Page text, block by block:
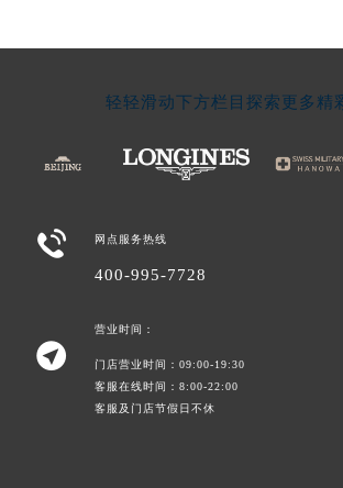
轻轻滑动下方栏目探索更多精
 网点服务热线
400-995-7728

营业时间：
门店营业时间：09:00-19:30
客服在线时间：8:00-22:00
客服及门店节假日不休